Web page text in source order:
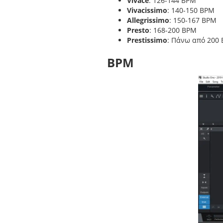
Vivacissimo: 140-150 BPM
Allegrissimo: 150-167 BPM
Presto: 168-200 BPM
Prestissimo: Πάνω από 200
BPM